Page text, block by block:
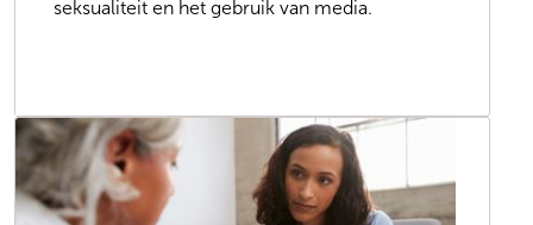
seksualiteit en het gebruik van media.